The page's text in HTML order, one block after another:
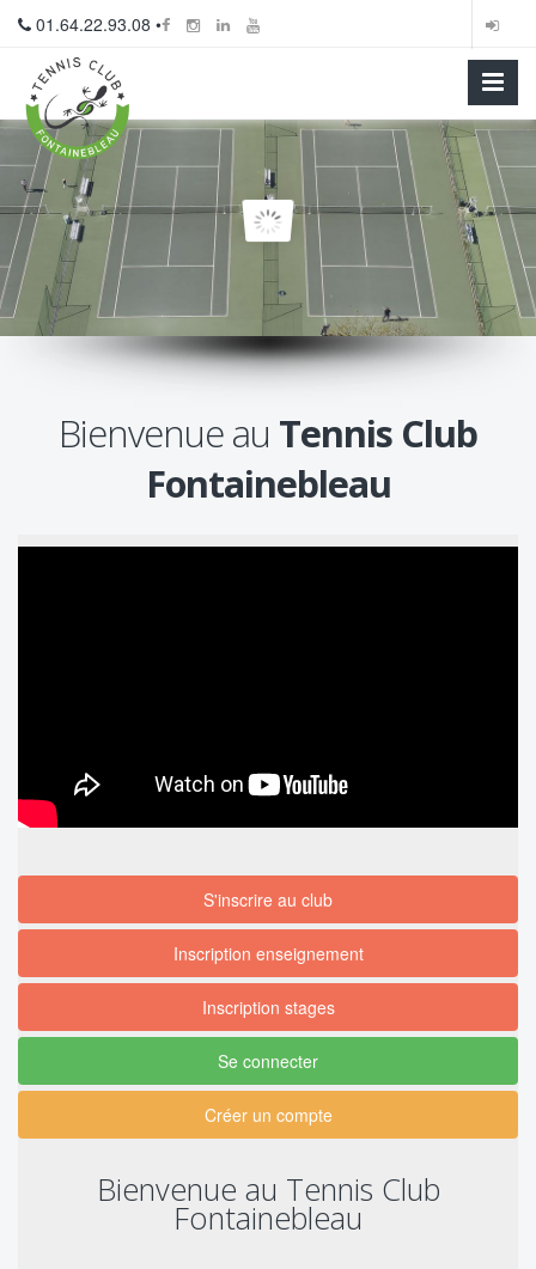
01.64.22.93.08 •
Bienvenue au Tennis Club
Fontainebleau
S'inscrire au club
Inscription enseignement
Inscription stages
Se connecter
Créer un compte
Bienvenue au Tennis Club
Fontainebleau